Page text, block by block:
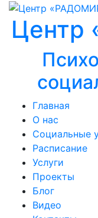
Центр
Главная
О нас
Социальные
Расписание
Услуги
Проекты
Блог
Видео